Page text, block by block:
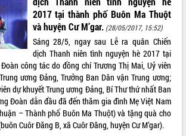
như một “di
toàn cầu
Nâng cao đời
mô hình thiết
mắc, đẩy
trọng điểm
Yên
gắn với bảo
2017 tại thành phố Buôn Ma Thuột
và huyện Cư M’gar. (28/05/2017, 15:52)
Sáng 28/5, ngay sau Lễ ra quân Chiến
dịch Thanh niên tình nguyện hè 2017 tại
công tác do đồng chí Trương Thị Mai, Uỷ viên
ương Đảng, Trưởng Ban Dân vận Trung ương;
dự khuyết Trung ương Đảng, Bí Thư thứ nhất Ban
Đoàn dẫn đầu đã đến thăm gia đình Mẹ Việt Nam
– Thành phố Buôn Ma Thuột) và tặng quà cho
Cuôr Đăng B, xã Cuôr Đăng, huyện Cư M’gar).